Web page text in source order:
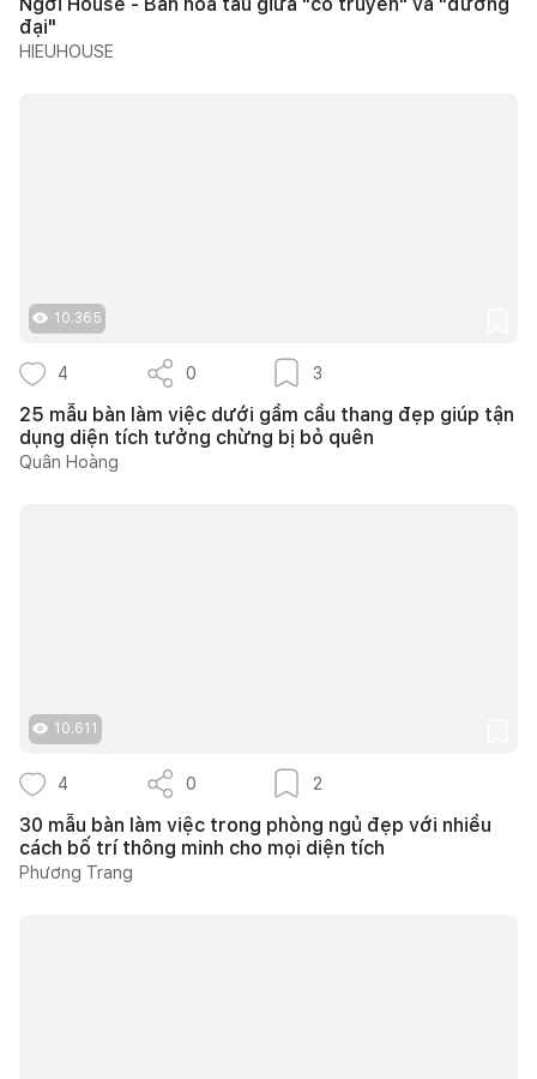
đại"
HIEUHOUSE
10.365
4 0 3
25 mẫu bàn làm việc dưới gầm cầu thang đẹp giúp tận
dụng diện tích tưởng chừng bị bỏ quên
Quân Hoàng
10.611
4 0 2
30 mẫu bàn làm việc trong phòng ngủ đẹp với nhiều
cách bố trí thông minh cho mọi diện tích
Phương Trang